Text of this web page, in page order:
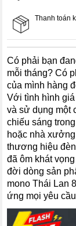
Thanh toán
Có phải bạn
mỗi tháng? Có
của mình hàng
Với tình hình
và sử dụng một
chiếu sáng
hoặc nhà
thương hiệu
đã ôm khát
đời dòng sản
mono Thái Lan
ứng mọi yêu